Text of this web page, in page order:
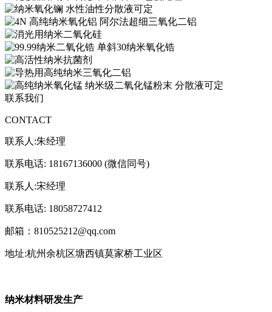
联系我们
CONTACT
联系人:朱经理
联系电话: 18167136000 (微信同号)
联系人:宋经理
联系电话: 18058727412
邮箱：810525212@qq.com
地址:杭州余杭区塘西镇莫家桥工业区
纳米材料研发生产